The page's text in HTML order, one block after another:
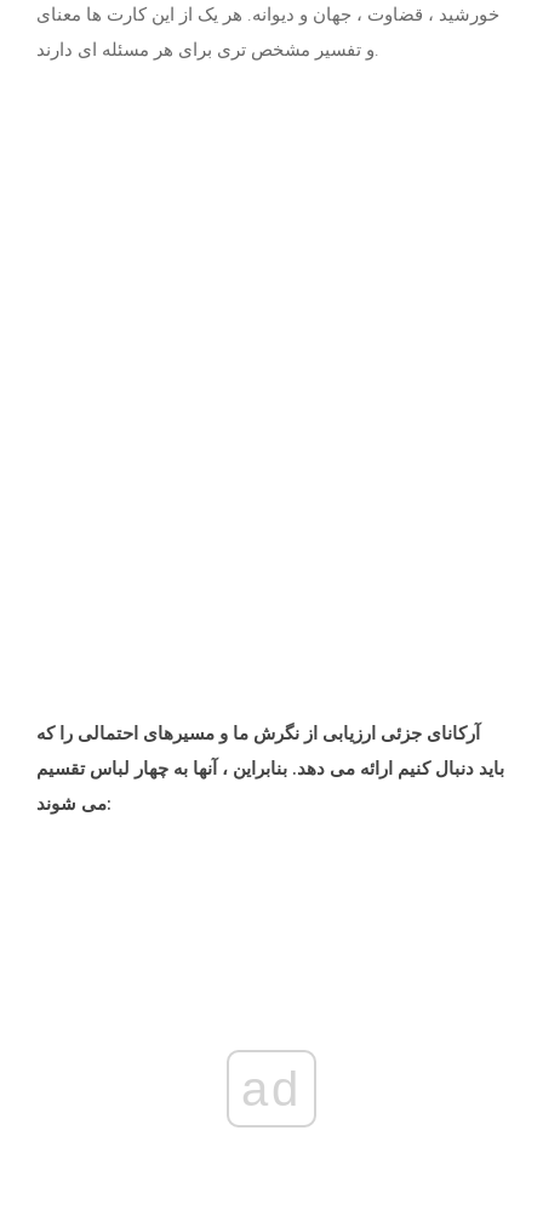
خورشید ، قضاوت ، جهان و دیوانه. هر یک از این کارت ها معنای
و تفسیر مشخص تری برای هر مسئله ای دارند.
آرکانای جزئی ارزیابی از نگرش ما و مسیرهای احتمالی را که
باید دنبال کنیم ارائه می دهد. بنابراین ، آنها به چهار لباس تقسیم
می شوند:
ad